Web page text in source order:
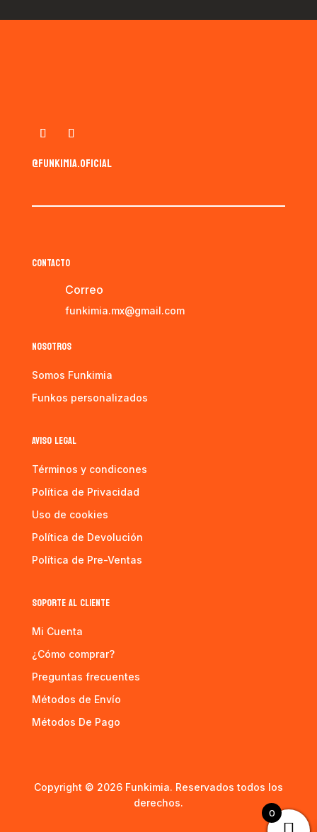
@funkimia.oficial
CONTACTO
Correo
funkimia.mx@gmail.com
NOSOTROS
Somos Funkimia
Funkos personalizados
AVISO LEGAL
Términos y condicones
Política de Privacidad
Uso de cookies
Política de Devolución
Política de Pre-Ventas
SOPORTE AL CLIENTE
Mi Cuenta
¿Cómo comprar?
Preguntas frecuentes
Métodos de Envío
Métodos De Pago
Copyright © 2026 Funkimia. Reservados todos los
derechos.
0